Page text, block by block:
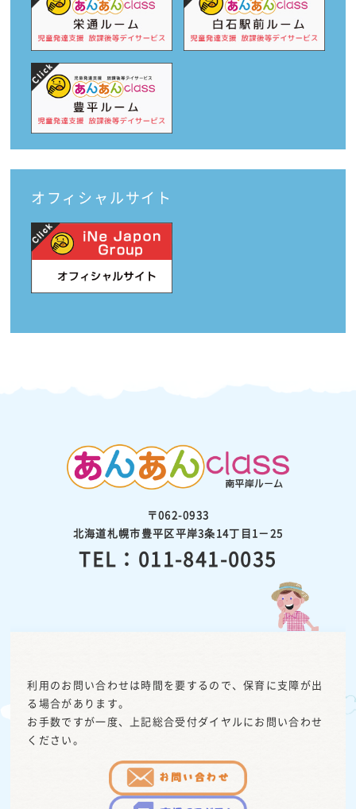
オフィシャルサイト
〒062-0933
北海道札幌市豊平区平岸3条14丁目1－25
TEL：011-841-0035
利用のお問い合わせは時間を要するので、保育に支障が出
る場合があります。
お手数ですが一度、上記総合受付ダイヤルにお問い合わせ
ください。